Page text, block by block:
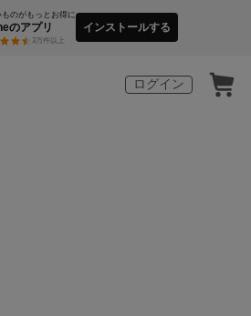
ものがもっとお得に
のアプリ
3万件以上
インストールする
ログイン